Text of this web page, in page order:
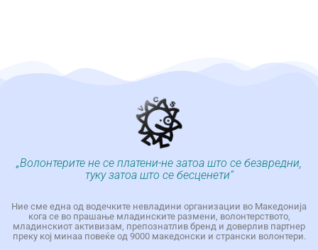
„Волонтерите не се платени-не затоа што се безвредни,
туку затоа што се бесценети“
Ние сме една од водечките невладини организации во Македонија
кога се во прашање младинските размени, волонтерството,
младинскиот активизам, препознатлив бренд и доверлив партнер
преку кој минаа повеќе од 9000 македонски и странски волонтери.